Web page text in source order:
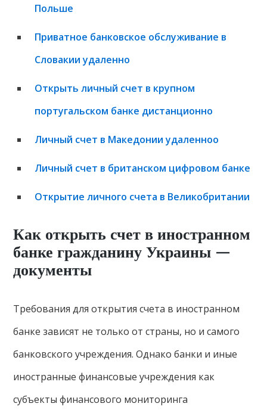
Польше
Приватное банковское обслуживание в
Словакии удаленно
Открыть личный счет в крупном
португальском банке дистанционно
Личный счет в Македонии удаленноо
Личный счет в британском цифровом банке
Открытие личного счета в Великобритании
Как открыть счет в иностранном
банке гражданину Украины —
документы
Требования для открытия счета в иностранном
банке зависят не только от страны, но и самого
банковского учреждения. Однако банки и иные
иностранные финансовые учреждения как
субъекты финансового мониторинга